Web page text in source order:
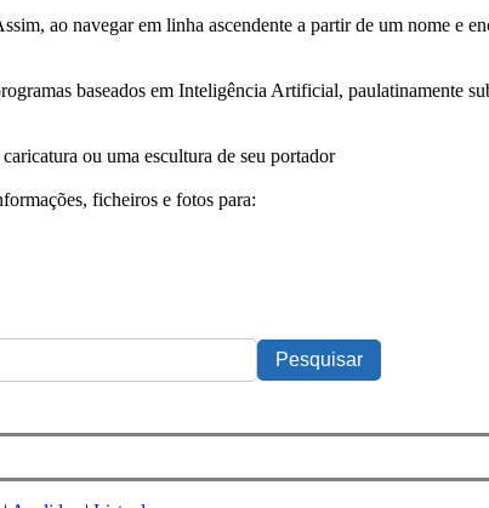
ao navegar em linha ascendente a partir de um nome e
baseados em Inteligência Artificial, paulatinamente
ou uma escultura de seu portador
ficheiros e fotos para: